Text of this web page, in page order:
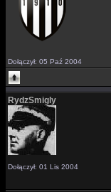
Dołączył: 05 Paź 2004
RydzSmigly
Dołączył: 01 Lis 2004